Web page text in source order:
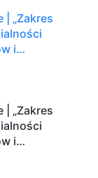
| „Zakres
i
| „Zakres
i